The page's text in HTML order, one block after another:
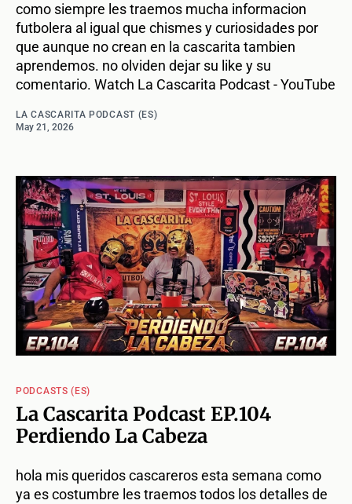
como siempre les traemos mucha informacion
futbolera al igual que chismes y curiosidades por
que aunque no crean en la cascarita tambien
aprendemos. no olviden dejar su like y su
comentario. Watch La Cascarita Podcast - YouTube
LA CASCARITA PODCAST (ES)
May 21, 2026
PODCASTS (ES)
La Cascarita Podcast EP.104
Perdiendo La Cabeza
hola mis queridos cascareros esta semana como
ya es costumbre les traemos todos los detalles de